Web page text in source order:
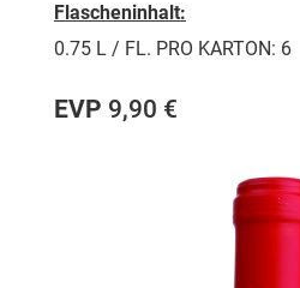
Flascheninhalt:
0.75 L / FL. PRO KARTON: 6
EVP 9,90 €